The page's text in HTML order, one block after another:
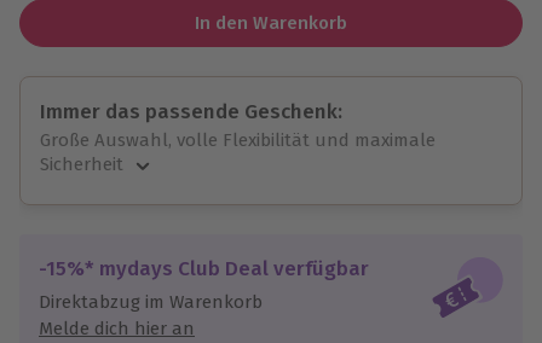
In den Warenkorb
Immer das passende Geschenk:
Große Auswahl, volle Flexibilität und maximale
Sicherheit
Jeder Gutschein für alle Erlebnisse einlösbar.
Maximale Sicherheit
3 Jahre gültig & verlängerbar.
-15%* mydays Club Deal verfügbar
Direktabzug im Warenkorb
Melde dich hier an